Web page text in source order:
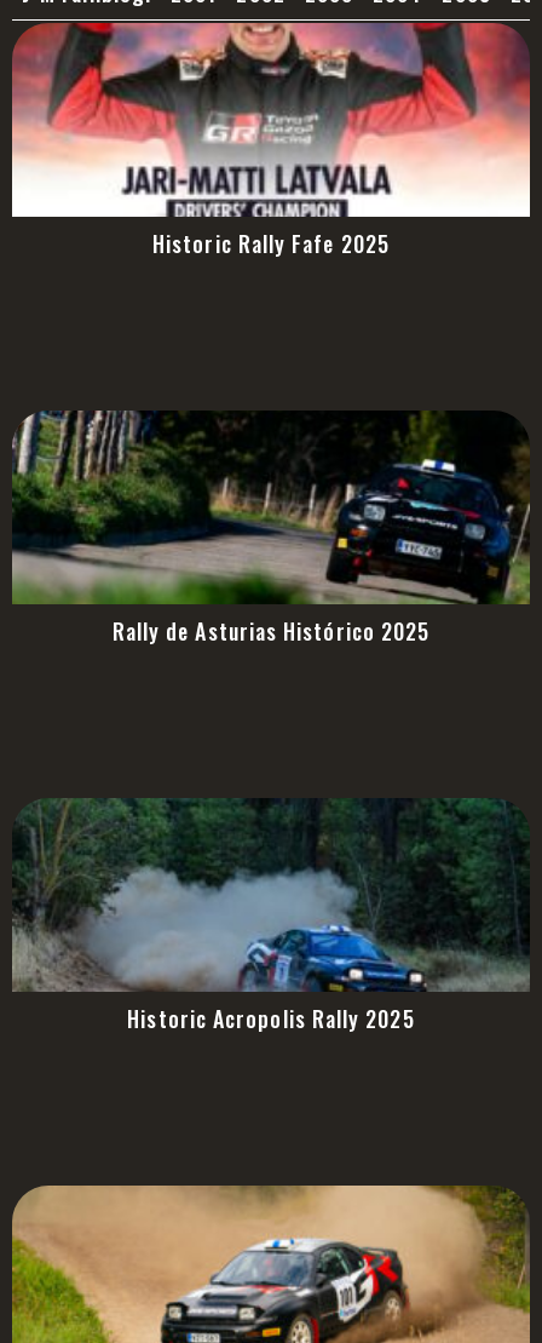
Historic Rally Fafe 2025
Rally de Asturias Histórico 2025
Historic Acropolis Rally 2025